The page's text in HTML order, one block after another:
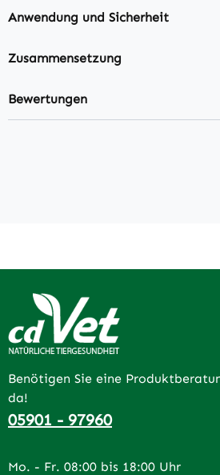
Anwendung und Sicherheit
Zusammensetzung
Bewertungen
Benötigen Sie eine
da!
05901 - 97960
Mo. - Fr. 08:00 bis 18:00 Uhr